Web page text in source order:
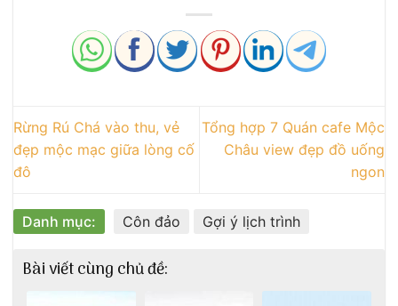
Rừng Rú Chá vào thu, vẻ
đẹp mộc mạc giữa lòng cố
đô
Tổng hợp 7 Quán cafe Mộc
Châu view đẹp đồ uống
ngon
Danh mục: Côn đảo Gợi ý lịch trình
Bài viết cùng chủ đề: